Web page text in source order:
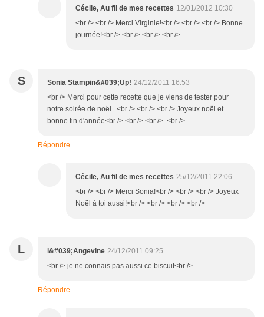
Cécile, Au fil de mes recettes 12/01/2012 10:30
<br /> <br /> Merci Virginie!<br /> <br /> <br /> Bonne
journée!<br /> <br /> <br /> <br />
S Sonia Stampin&#039;Up! 24/12/2011 16:53
<br /> Merci pour cette recette que je viens de tester pour
notre soirée de noël...<br /> <br /> <br /> Joyeux noël et
bonne fin d'année<br /> <br /> <br /> <br />
Répondre
Cécile, Au fil de mes recettes 25/12/2011 22:06
<br /> <br /> Merci Sonia!<br /> <br /> <br /> Joyeux
Noël à toi aussi!<br /> <br /> <br /> <br />
L l&#039;Angevine 24/12/2011 09:25
<br /> je ne connais pas aussi ce biscuit<br />
Répondre